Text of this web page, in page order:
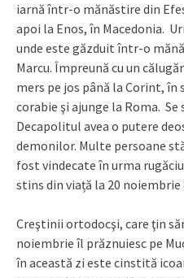
iarnă într-o mănăstire din
apoi la Enos, în Macedonia.
unde este găzduit într-o
Marcu. Împreună cu un
mers pe jos până la Corint, în
corabie şi ajunge la Roma.
Decapolitul avea o putere
demonilor. Multe persoane
fost vindecate în urma
stins din viață la 20 noiembrie
Creştinii ortodocşi, care ţin
noiembrie îl prăznuiesc pe
în această zi este cinstită